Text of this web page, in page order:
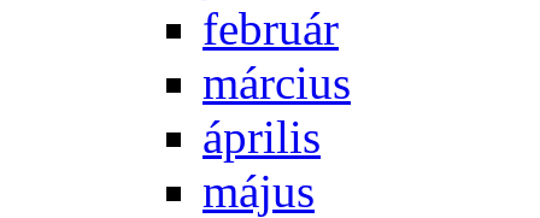
feb­ru­ár
már­ci­us
áp­ri­lis
má­jus